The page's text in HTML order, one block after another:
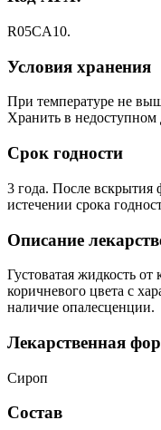
R05CA10.
Условия хранения
При температуре не
Хранить в недоступном
Срок годности
3 года. После вскрытия
истечении срока
Описание
Густоватая жидкость от
коричневого цвета с
наличие опалесценции.
Лекарственная
Сироп
Состав